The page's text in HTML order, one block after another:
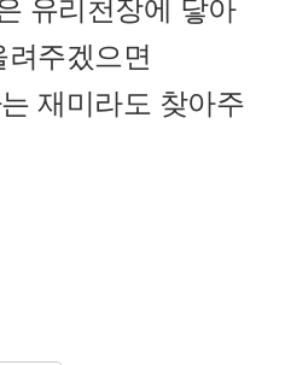
유리천장에 닿아
주겠으면
재미라도 찾아주